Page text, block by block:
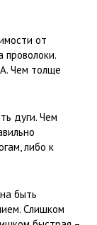
от
Чем толще
дуги. Чем
либо к
быть
Слишком